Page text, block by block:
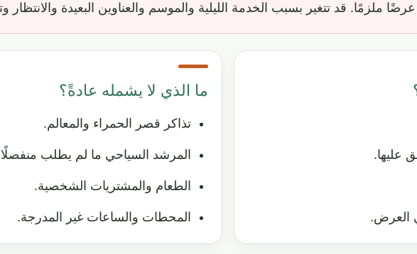
ملزمًا. قد تتغير بسبب الخدمة الليلية والموسم والعناوين البعيدة والانتظار
عليها.
العرض.
ما الذي لا يشمله عادةً؟
تذاكر قصر الحمراء والمعالم.
المرشد السياحي ما لم يطلب
الطعام والمشتريات الشخصية.
المحطات والساعات غير المدرجة.